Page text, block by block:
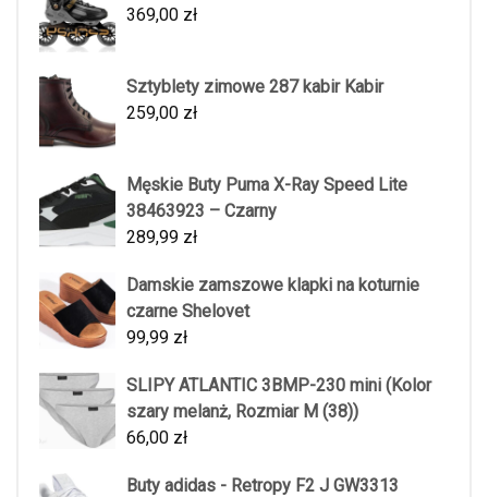
369,00 zł
Sztyblety zimowe 287 kabir Kabir
259,00 zł
Męskie Buty Puma X-Ray Speed Lite
38463923 – Czarny
289,99 zł
Damskie zamszowe klapki na koturnie
czarne Shelovet
99,99 zł
SLIPY ATLANTIC 3BMP-230 mini (Kolor
szary melanż, Rozmiar M (38))
66,00 zł
Buty adidas - Retropy F2 J GW3313